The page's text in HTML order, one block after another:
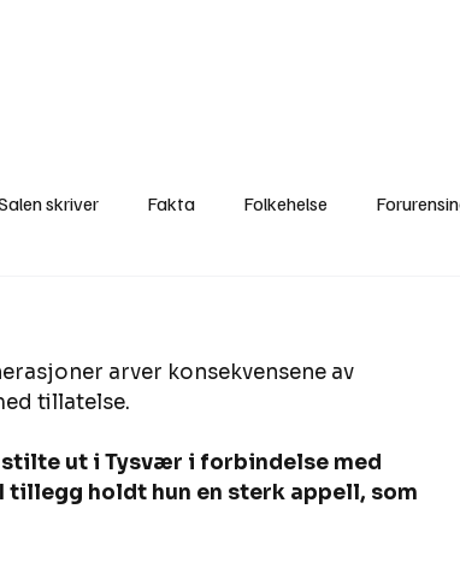
skriver Fakta Folkehelse
artikler Gaute forklarer
arver konsekvensene av
tillatelse.
stilte ut i Tysvær i forbindelse med
tillegg holdt hun en sterk appell, som